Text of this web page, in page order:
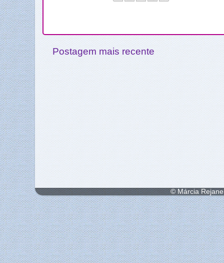
Postagem mais recente
© Márcia